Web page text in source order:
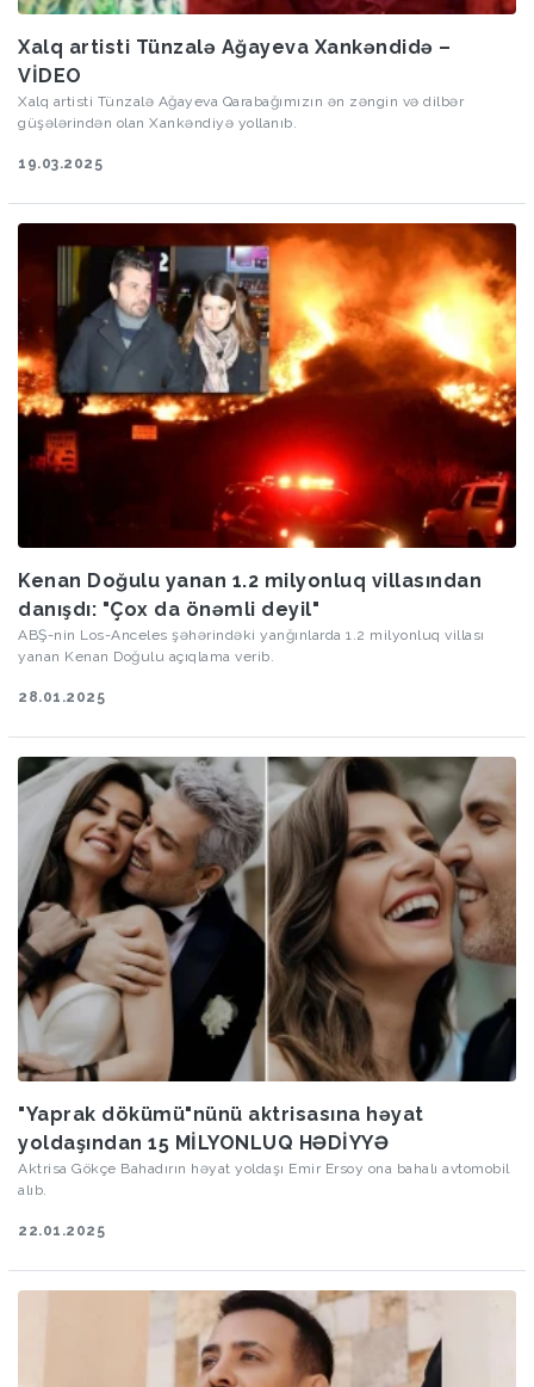
Xalq artisti Tünzalə Ağayeva Xankəndidə –
VİDEO
Xalq artisti Tünzalə Ağayeva Qarabağımızın ən zəngin və dilbər
güşələrindən olan Xankəndiyə yollanıb.
19.03.2025
Kenan Doğulu yanan 1.2 milyonluq villasından
danışdı: "Çox da önəmli deyil"
ABŞ-nin Los-Anceles şəhərindəki yanğınlarda 1.2 milyonluq villası
yanan Kenan Doğulu açıqlama verib.
28.01.2025
"Yaprak dökümü"nünü aktrisasına həyat
yoldaşından 15 MİLYONLUQ HƏDİYYƏ
Aktrisa Gökçe Bahadırın həyat yoldaşı Emir Ersoy ona bahalı avtomobil
alıb.
22.01.2025